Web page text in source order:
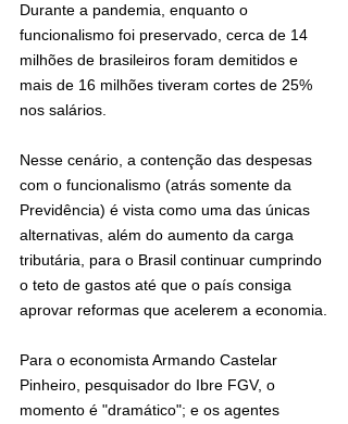
Durante a pandemia, enquanto o
funcionalismo foi preservado, cerca de 14
milhões de brasileiros foram demitidos e
mais de 16 milhões tiveram cortes de 25%
nos salários.
Nesse cenário, a contenção das despesas
com o funcionalismo (atrás somente da
Previdência) é vista como uma das únicas
alternativas, além do aumento da carga
tributária, para o Brasil continuar cumprindo
o teto de gastos até que o país consiga
aprovar reformas que acelerem a economia.
Para o economista Armando Castelar
Pinheiro, pesquisador do Ibre FGV, o
momento é "dramático"; e os agentes